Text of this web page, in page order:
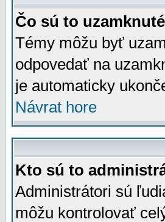
Čo sú to
Témy môžu byť
odpovedať na
je automaticky
Návrat hore
Kto sú to
Administrátori sú
môžu kontrolovať